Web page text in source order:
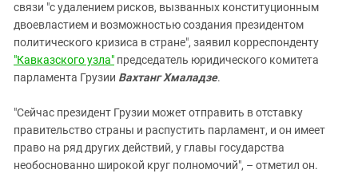
связи "с удалением рисков, вызванных конституционным
двоевластием и возможностью создания президентом
политического кризиса в стране", заявил корреспонденту
"Кавказского узла" председатель юридического комитета
парламента Грузии Вахтанг Хмаладзе.
"Сейчас президент Грузии может отправить в отставку
правительство страны и распустить парламент, и он имеет
право на ряд других действий, у главы государства
необоснованно широкой круг полномочий", – отметил он.